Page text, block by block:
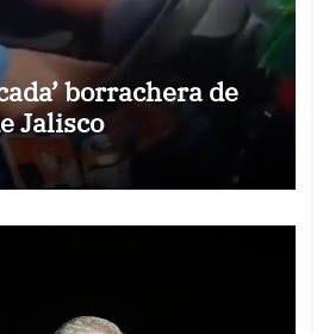
borrachera de
Jalisco